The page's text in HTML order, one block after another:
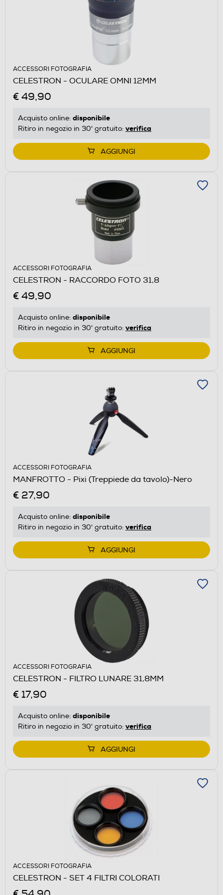
ACCESSORI FOTOGRAFIA
CELESTRON - OCULARE OMNI 12MM
€ 49,90
Acquisto online: disponibile
Ritiro in negozio in 30' gratuito: verifica
AGGIUNGI
ACCESSORI FOTOGRAFIA
CELESTRON - RACCORDO FOTO 31,8
€ 49,90
Acquisto online: disponibile
Ritiro in negozio in 30' gratuito: verifica
AGGIUNGI
ACCESSORI FOTOGRAFIA
MANFROTTO - Pixi (Treppiede da tavolo)-Nero
€ 27,90
Acquisto online: disponibile
Ritiro in negozio in 30' gratuito: verifica
AGGIUNGI
ACCESSORI FOTOGRAFIA
CELESTRON - FILTRO LUNARE 31,8MM
€ 17,90
Acquisto online: disponibile
Ritiro in negozio in 30' gratuito: verifica
AGGIUNGI
ACCESSORI FOTOGRAFIA
CELESTRON - SET 4 FILTRI COLORATI